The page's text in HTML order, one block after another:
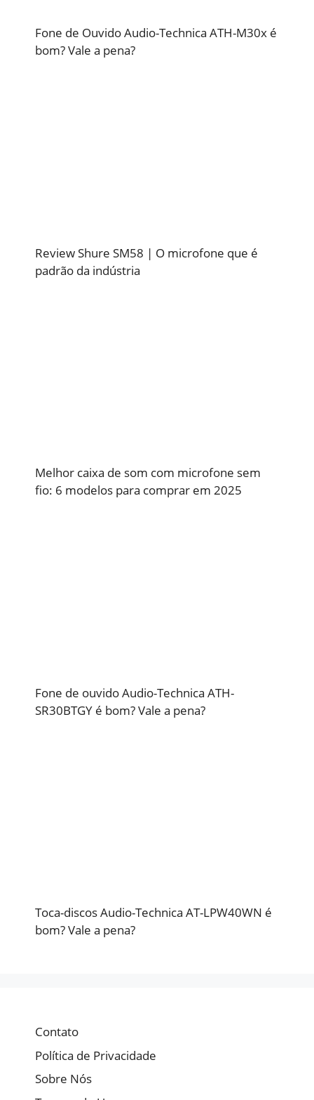
Fone de Ouvido Audio-Technica ATH-M30x é
bom? Vale a pena?
Review Shure SM58 | O microfone que é
padrão da indústria
Melhor caixa de som com microfone sem
fio: 6 modelos para comprar em 2025
Fone de ouvido Audio-Technica ATH-
SR30BTGY é bom? Vale a pena?
Toca-discos Audio-Technica AT-LPW40WN é
bom? Vale a pena?
Contato
Política de Privacidade
Sobre Nós